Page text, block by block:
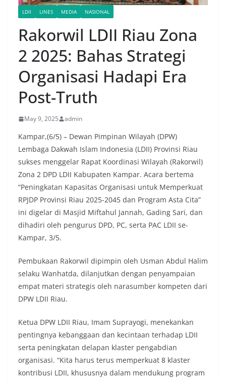
LDII LINES MEDIA NASIONAL
Rakorwil LDII Riau Zona
2 2025: Bahas Strategi
Organisasi Hadapi Era
Post-Truth
May 9, 2025 admin
Kampar,(6/5) – Dewan Pimpinan Wilayah (DPW)
Lembaga Dakwah Islam Indonesia (LDII) Provinsi Riau
sukses menggelar Rapat Koordinasi Wilayah (Rakorwil)
Zona 2 DPD LDII Kabupaten Kampar. Acara bertema
“Peningkatan Kapasitas Organisasi untuk Memperkuat
RPJDP Provinsi Riau 2025-2045 dan Program Asta Cita”
ini digelar di Masjid Miftahul Jannah, Gading Sari, dan
dihadiri oleh pengurus DPD, PC, serta PAC LDII se-
Kampar, 3/5.
Pembukaan Rakorwil dipimpin oleh Usman Abdul Halim
selaku Wanhatda, dilanjutkan dengan penyampaian
empat materi strategis oleh narasumber kompeten dari
DPW LDII Riau.
Ketua DPW LDII Riau, Imam Suprayogi, menekankan
pentingnya kebanggaan dan kecintaan terhadap LDII
serta peningkatan delapan klaster pengabdian
organisasi. “Kita harus terus memperkuat 8 klaster
kontribusi LDII, khususnya dalam mendukung program